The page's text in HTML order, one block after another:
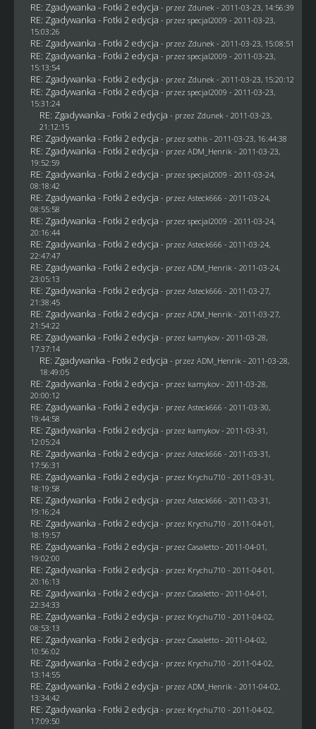
RE: Zgadywanka - Fotki 2 edycja - przez Zdunek - 2011-03-23, 14:56:39
RE: Zgadywanka - Fotki 2 edycja - przez specjal2009 - 2011-03-23,
15:03:26
RE: Zgadywanka - Fotki 2 edycja - przez Zdunek - 2011-03-23, 15:08:51
RE: Zgadywanka - Fotki 2 edycja - przez specjal2009 - 2011-03-23,
15:13:54
RE: Zgadywanka - Fotki 2 edycja - przez Zdunek - 2011-03-23, 15:20:12
RE: Zgadywanka - Fotki 2 edycja - przez specjal2009 - 2011-03-23,
15:31:24
RE: Zgadywanka - Fotki 2 edycja - przez Zdunek - 2011-03-23,
21:12:15
RE: Zgadywanka - Fotki 2 edycja - przez sothis- 2011-03-23, 16:44:38
RE: Zgadywanka - Fotki 2 edycja - przez ADM_Henrik - 2011-03-23,
19:52:59
RE: Zgadywanka - Fotki 2 edycja - przez specjal2009 - 2011-03-24,
08:18:42
RE: Zgadywanka - Fotki 2 edycja - przez Asteck666 - 2011-03-24,
08:55:58
RE: Zgadywanka - Fotki 2 edycja - przez specjal2009 - 2011-03-24,
20:16:44
RE: Zgadywanka - Fotki 2 edycja - przez Asteck666 - 2011-03-24,
22:47:47
RE: Zgadywanka - Fotki 2 edycja - przez ADM_Henrik - 2011-03-24,
23:05:13
RE: Zgadywanka - Fotki 2 edycja - przez Asteck666 - 2011-03-27,
21:38:45
RE: Zgadywanka - Fotki 2 edycja - przez ADM_Henrik - 2011-03-27,
21:54:22
RE: Zgadywanka - Fotki 2 edycja - przez kamykov- 2011-03-28,
17:37:14
RE: Zgadywanka - Fotki 2 edycja - przez ADM_Henrik - 2011-03-28,
18:49:05
RE: Zgadywanka - Fotki 2 edycja - przez kamykov- 2011-03-28,
20:00:12
RE: Zgadywanka - Fotki 2 edycja - przez Asteck666 - 2011-03-30,
19:44:58
RE: Zgadywanka - Fotki 2 edycja - przez kamykov- 2011-03-31,
12:05:24
RE: Zgadywanka - Fotki 2 edycja - przez Asteck666 - 2011-03-31,
17:56:31
RE: Zgadywanka - Fotki 2 edycja - przez Krychu710 - 2011-03-31,
18:19:58
RE: Zgadywanka - Fotki 2 edycja - przez Asteck666 - 2011-03-31,
19:16:24
RE: Zgadywanka - Fotki 2 edycja - przez Krychu710 - 2011-04-01,
18:19:57
RE: Zgadywanka - Fotki 2 edycja - przez Casaletto- 2011-04-01,
19:02:00
RE: Zgadywanka - Fotki 2 edycja - przez Krychu710 - 2011-04-01,
20:16:13
RE: Zgadywanka - Fotki 2 edycja - przez Casaletto- 2011-04-01,
22:34:33
RE: Zgadywanka - Fotki 2 edycja - przez Krychu710 - 2011-04-02,
08:53:13
RE: Zgadywanka - Fotki 2 edycja - przez Casaletto- 2011-04-02,
10:56:02
RE: Zgadywanka - Fotki 2 edycja - przez Krychu710 - 2011-04-02,
13:14:55
RE: Zgadywanka - Fotki 2 edycja - przez ADM_Henrik - 2011-04-02,
13:34:42
RE: Zgadywanka - Fotki 2 edycja - przez Krychu710 - 2011-04-02,
17:09:50